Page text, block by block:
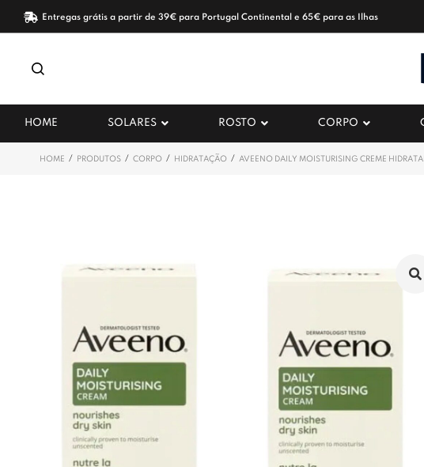
Entregas grátis a partir de 39€ para Portugal Continental e 65€ para as Ilhas
HOME SOLARES ROSTO CORPO
HOME / PRODUTOS / CORPO / HIDRATAÇÃO / AVEENO DAILY MOISTURISING CREME